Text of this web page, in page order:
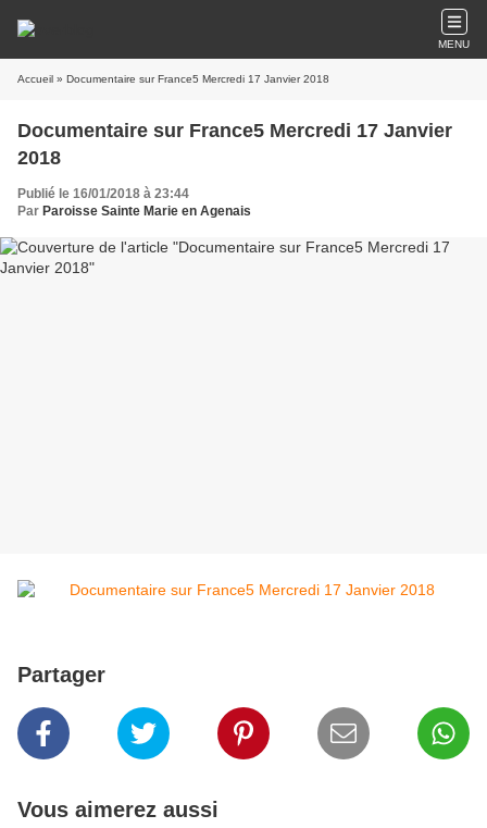
MENU
Accueil » Documentaire sur France5 Mercredi 17 Janvier 2018
Documentaire sur France5 Mercredi 17 Janvier
2018
Publié le 16/01/2018 à 23:44
Par Paroisse Sainte Marie en Agenais
Partager
Vous aimerez aussi